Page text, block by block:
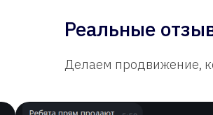
Реальные
Делаем продвижение,